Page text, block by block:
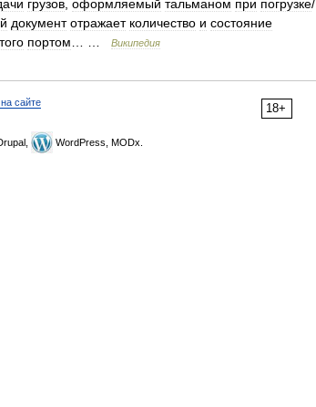
грузов оформляемый тальманом при погрузке/
документ отражает количество и состояние
портом Википедия
18+
сайте
WordPress, MODx.